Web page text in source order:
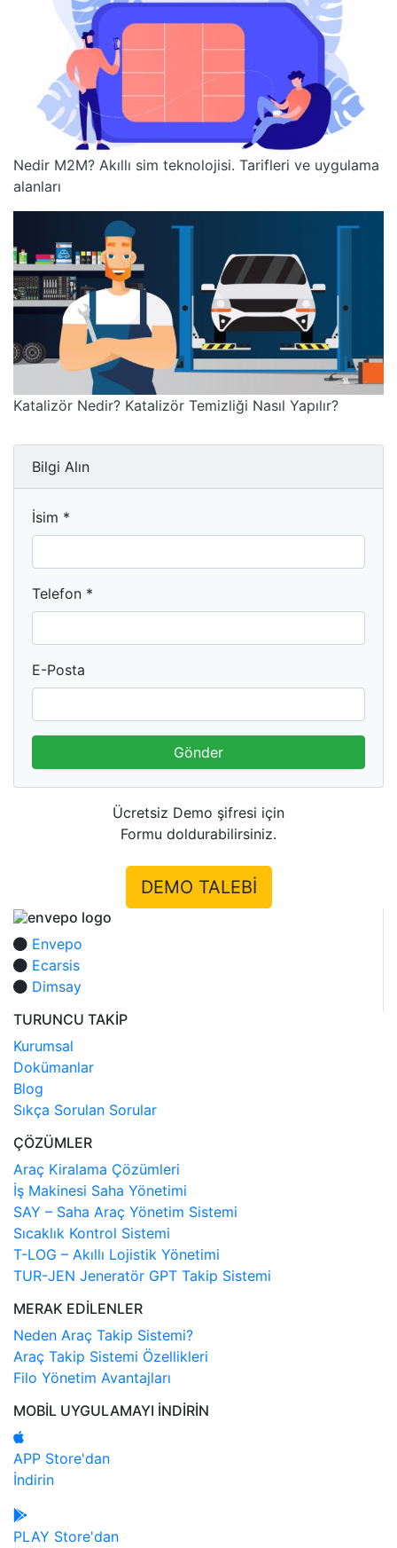
Nedir M2M? Akıllı sim teknolojisi. Tarifleri ve uygulama
alanları
Katalizör Nedir? Katalizör Temizliği Nasıl Yapılır?
Bilgi Alın
İsim *
Telefon *
E-Posta
Gönder
Ücretsiz Demo şifresi için
Formu doldurabilirsiniz.
DEMO TALEBİ
Envepo
Ecarsis
Dimsay
TURUNCU TAKİP
Kurumsal
Dokümanlar
Blog
Sıkça Sorulan Sorular
ÇÖZÜMLER
Araç Kiralama Çözümleri
İş Makinesi Saha Yönetimi
SAY – Saha Araç Yönetim Sistemi
Sıcaklık Kontrol Sistemi
T-LOG – Akıllı Lojistik Yönetimi
TUR-JEN Jeneratör GPT Takip Sistemi
MERAK EDİLENLER
Neden Araç Takip Sistemi?
Araç Takip Sistemi Özellikleri
Filo Yönetim Avantajları
MOBİL UYGULAMAYI İNDİRİN
APP Store'dan
İndirin
PLAY Store'dan